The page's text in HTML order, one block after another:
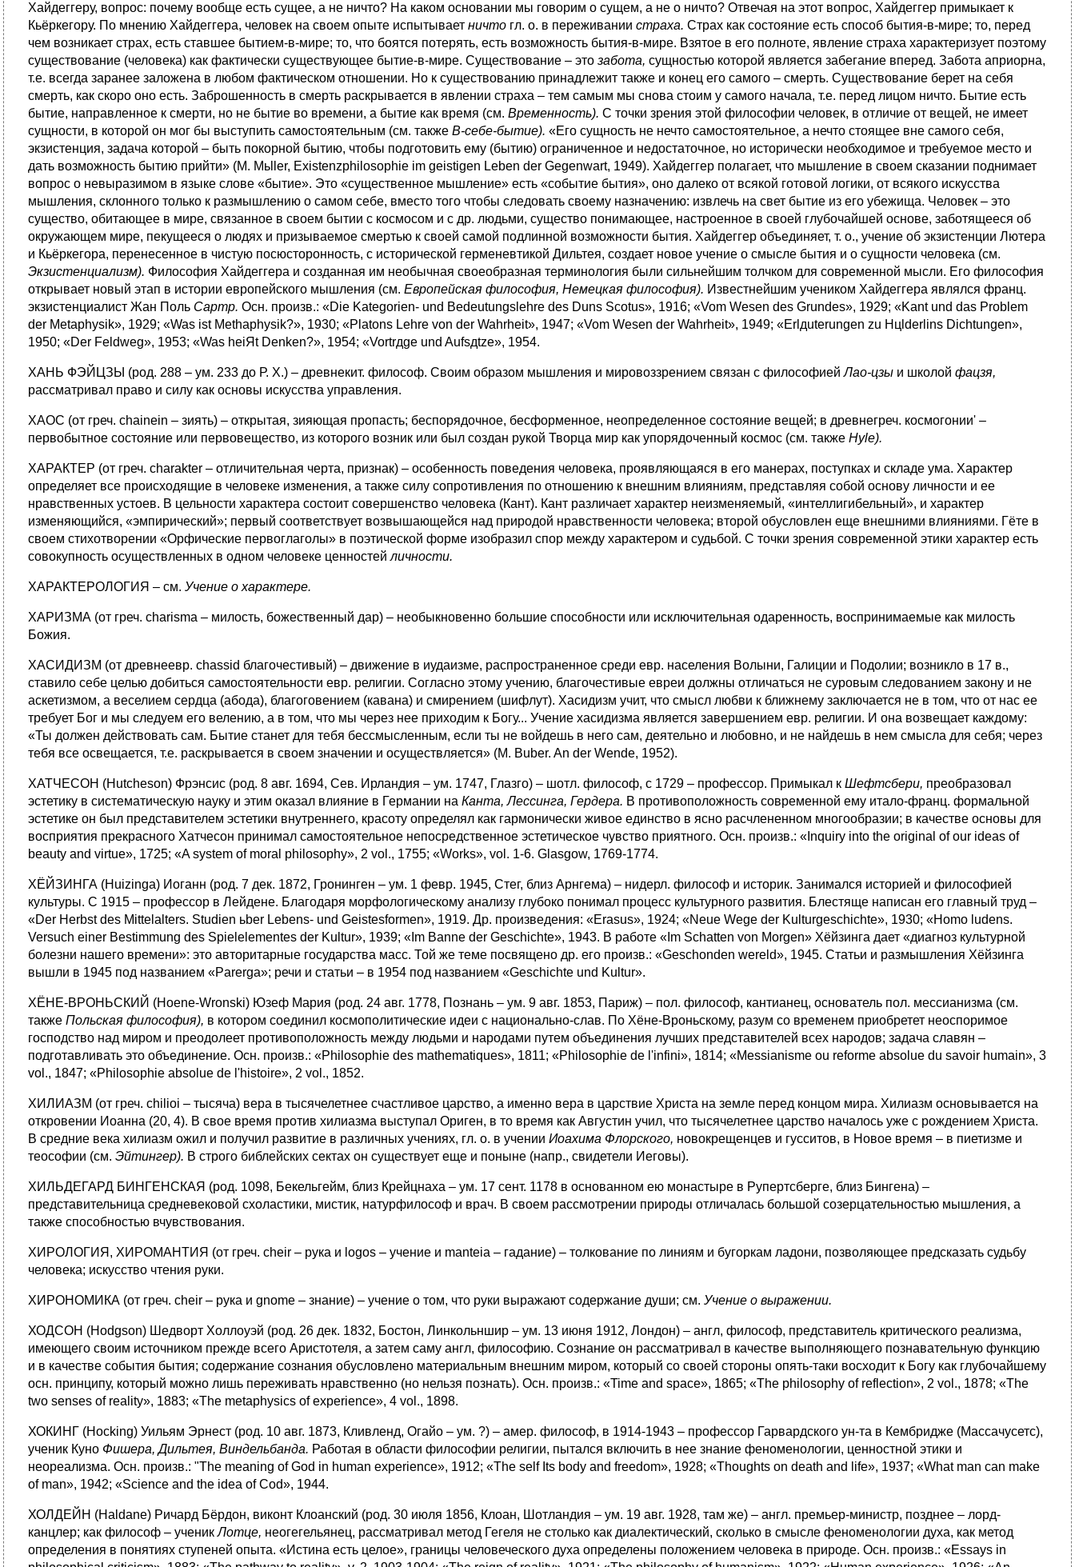
Хайдеггеру, вопрос: почему вообще есть сущее, а не ничто? На каком основании мы говорим о сущем, а не о ничто? Отвечая на этот вопрос, Хайдеггер примыкает к
Кьёркегору. По мнению Хайдеггера, человек на своем опыте испытывает ничто гл. о. в переживании страха. Страх как состояние есть способ бытия-в-мире; то, перед
чем возникает страх, есть ставшее бытием-в-мире; то, что боятся потерять, есть возможность бытия-в-мире. Взятое в его полноте, явление страха характеризует поэтому
существование (человека) как фактически существующее бытие-в-мире. Существование – это забота, сущностью которой является забегание вперед. Забота априорна,
т.е. всегда заранее заложена в любом фактическом отношении. Но к существованию принадлежит также и конец его самого – смерть. Существование берет на себя
смерть, как скоро оно есть. Заброшенность в смерть раскрывается в явлении страха – тем самым мы снова стоим у самого начала, т.е. перед лицом ничто. Бытие есть
бытие, направленное к смерти, но не бытие во времени, а бытие как время (см. Временность). С точки зрения этой философии человек, в отличие от вещей, не имеет
сущности, в которой он мог бы выступить самостоятельным (см. также В-себе-бытие). «Его сущность не нечто самостоятельное, а нечто стоящее вне самого себя,
экзистенция, задача которой – быть покорной бытию, чтобы подготовить ему (бытию) ограниченное и недостаточное, но исторически необходимое и требуемое место и
дать возможность бытию прийти» (M. Mьller, Existenzphilosophie im geistigen Leben der Gegenwart, 1949). Хайдеггер полагает, что мышление в своем сказании поднимает
вопрос о невыразимом в языке слове «бытие». Это «существенное мышление» есть «событие бытия», оно далеко от всякой готовой логики, от всякого искусства
мышления, склонного только к размышлению о самом себе, вместо того чтобы следовать своему назначению: извлечь на свет бытие из его убежища. Человек – это
существо, обитающее в мире, связанное в своем бытии с космосом и с др. людьми, существо понимающее, настроенное в своей глубочайшей основе, заботящееся об
окружающем мире, пекущееся о людях и призываемое смертью к своей самой подлинной возможности бытия. Хайдеггер объединяет, т. о., учение об экзистенции Лютера
и Кьёркегора, перенесенное в чистую посюсторонность, с исторической герменевтикой Дильтея, создает новое учение о смысле бытия и о сущности человека (см.
Экзистенциализм). Философия Хайдеггера и созданная им необычная своеобразная терминология были сильнейшим толчком для современной мысли. Его философия
открывает новый этап в истории европейского мышления (см. Европейская философия, Немецкая философия). Известнейшим учеником Хайдеггера являлся франц.
экзистенциалист Жан Поль Сартр. Осн. произв.: «Die Kategorien- und Bedeutungslehre des Duns Scotus», 1916; «Vom Wesen des Grundes», 1929; «Kant und das Problem
der Metaphysik», 1929; «Was ist Methaphysik?», 1930; «Platons Lehre von der Wahrheit», 1947; «Vom Wesen der Wahrheit», 1949; «Erlдuterungen zu Hцlderlins Dichtungen»,
1950; «Der Feldweg», 1953; «Was heiЯt Denken?», 1954; «Vortrдge und Aufsдtze», 1954.
ХАНЬ ФЭЙЦЗЫ (род. 288 – ум. 233 до Р. X.) – древнекит. философ. Своим образом мышления и мировоззрением связан с философиейЛао-цзы и школой фацзя,
рассматривал право и силу как основы искусства управления.
ХАОС (от греч. chainein – зиять) – открытая, зияющая пропасть; беспорядочное, бесформенное, неопределенное состояние вещей; в древнегреч. космогонии' –
первобытное состояние или первовещество, из которого возник или был создан рукой Творца мир как упорядоченный космос (см. также Hyle).
ХАРАКТЕР (от греч. charakter – отличительная черта, признак) – особенность поведения человека, проявляющаяся в его манерах, поступках и складе ума. Характер
определяет все происходящие в человеке изменения, а также силу сопротивления по отношению к внешним влияниям, представляя собой основу личности и ее
нравственных устоев. В цельности характера состоит совершенство человека (Кант). Кант различает характер неизменяемый, «интеллигибельный», и характер
изменяющийся, «эмпирический»; первый соответствует возвышающейся над природой нравственности человека; второй обусловлен еще внешними влияниями. Гёте в
своем стихотворении «Орфические первоглаголы» в поэтической форме изобразил спор между характером и судьбой. С точки зрения современной этики характер есть
совокупность осуществленных в одном человеке ценностей личности.
ХАРАКТЕРОЛОГИЯ – см. Учение о характере.
ХАРИЗМА (от греч. charisma – милость, божественный дар) – необыкновенно большие способности или исключительная одаренность, воспринимаемые как милость
Божия.
ХАСИДИЗМ (от древнеевр. chassid благочестивый) – движение в иудаизме, распространенное среди евр. населения Волыни, Галиции и Подолии; возникло в 17 в.,
ставило себе целью добиться самостоятельности евр. религии. Согласно этому учению, благочестивые евреи должны отличаться не суровым следованием закону и не
аскетизмом, а веселием сердца (абода), благоговением (кавана) и смирением (шифлут). Хасидизм учит, что смысл любви к ближнему заключается не в том, что от нас ее
требует Бог и мы следуем его велению, а в том, что мы через нее приходим к Богу... Учение хасидизма является завершением евр. религии. И она возвещает каждому:
«Ты должен действовать сам. Бытие станет для тебя бессмысленным, если ты не войдешь в него сам, деятельно и любовно, и не найдешь в нем смысла для себя; через
тебя все освещается, т.е. раскрывается в своем значении и осуществляется» (M. Buber. An der Wende, 1952).
ХАТЧЕСОН (Hutcheson) Фрэнсис (род. 8 авг. 1694, Сев. Ирландия – ум. 1747, Глазго) – шотл. философ, с 1729 – профессор. Примыкал к Шефтсбери, преобразовал
эстетику в систематическую науку и этим оказал влияние в Германии на Канта, Лессинга, Гердера. В противоположность современной ему итало-франц. формальной
эстетике он был представителем эстетики внутреннего, красоту определял как гармонически живое единство в ясно расчлененном многообразии; в качестве основы для
восприятия прекрасного Хатчесон принимал самостоятельное непосредственное эстетическое чувство приятного. Осн. произв.: «Inquiry into the original of our ideas of
beauty and virtue», 1725; «A system of moral philosophy», 2 vol., 1755; «Works», vol. 1-6. Glasgow, 1769-1774.
ХЁЙЗИНГА (Huizinga) Иоганн (род. 7 дек. 1872, Гронинген – ум. 1 февр. 1945, Стег, близ Арнгема) – нидерл. философ и историк. Занимался историей и философией
культуры. С 1915 – профессор в Лейдене. Благодаря морфологическому анализу глубоко понимал процесс культурного развития. Блестяще написан его главный труд –
«Der Herbst des Mittelalters. Studien ьber Lebens- und Geistesformen», 1919. Др. произведения: «Erasus», 1924; «Neue Wege der Kulturgeschichte», 1930; «Homo ludens.
Versuch einer Bestimmung des Spielelementes der Kultur», 1939; «Im Banne der Geschichte», 1943. В работе «Im Schatten von Morgen» Хёйзинга дает «диагноз культурной
болезни нашего времени»: это авторитарные государства масс. Той же теме посвящено др. его произв.: «Geschonden wereld», 1945. Статьи и размышления Хёйзинга
вышли в 1945 под названием «Parerga»; речи и статьи – в 1954 под названием «Geschichte und Kultur».
ХЁНЕ-ВРОНЬСКИЙ (Hoene-Wronski) Юзеф Мария (род. 24 авг. 1778, Познань – ум. 9 авг. 1853, Париж) – пол. философ, кантианец, основатель пол. мессианизма (см.
также Польская философия), в котором соединил космополитические идеи с национально-слав. По Хёне-Вроньскому, разум со временем приобретет неоспоримое
господство над миром и преодолеет противоположность между людьми и народами путем объединения лучших представителей всех народов; задача славян –
подготавливать это объединение. Осн. произв.: «Philosophie des mathematiques», 1811; «Philosophie de l'infini», 1814; «Messianisme ou reforme absolue du savoir humain», 3
vol., 1847; «Philosophie absolue de l'histoire», 2 vol., 1852.
ХИЛИАЗМ (от греч. chilioi – тысяча) вера в тысячелетнее счастливое царство, а именно вера в царствие Христа на земле перед концом мира. Хилиазм основывается на
откровении Иоанна (20, 4). В свое время против хилиазма выступал Ориген, в то время как Августин учил, что тысячелетнее царство началось уже с рождением Христа.
В средние века хилиазм ожил и получил развитие в различных учениях, гл. о. в учении Иоахима Флорского, новокрещенцев и гусситов, в Новое время – в пиетизме и
теософии (см. Эйтингер). В строго библейских сектах он существует еще и поныне (напр., свидетели Иеговы).
ХИЛЬДЕГАРД БИНГЕНСКАЯ (род. 1098, Бекельгейм, близ Крейцнаха – ум. 17 сент. 1178 в основанном ею монастыре в Рупертсберге, близ Бингена) –
представительница средневековой схоластики, мистик, натурфилософ и врач. В своем рассмотрении природы отличалась большой созерцательностью мышления, а
также способностью вчувствования.
ХИРОЛОГИЯ, ХИРОМАНТИЯ (от греч. cheir – рука и logos – учение и manteia – гадание) – толкование по линиям и бугоркам ладони, позволяющее предсказать судьбу
человека; искусство чтения руки.
ХИРОНОМИКА (от греч. cheir – рука и gnome – знание) – учение о том, что руки выражают содержание души; см. Учение о выражении.
ХОДСОН (Hodgson) Шедворт Холлоуэй (род. 26 дек. 1832, Бостон, Линкольншир – ум. 13 июня 1912, Лондон) – англ, философ, представитель критического реализма,
имеющего своим источником прежде всего Аристотеля, а затем саму англ, философию. Сознание он рассматривал в качестве выполняющего познавательную функцию
и в качестве события бытия; содержание сознания обусловлено материальным внешним миром, который со своей стороны опять-таки восходит к Богу как глубочайшему
осн. принципу, который можно лишь переживать нравственно (но нельзя познать). Осн. произв.: «Time and space», 1865; «The philosophy of reflection», 2 vol., 1878; «The
two senses of reality», 1883; «The metaphysics of experience», 4 vol., 1898.
ХОКИНГ (Hocking) Уильям Эрнест (род. 10 авг. 1873, Кливленд, Огайо – ум. ?) – амер. философ, в 1914-1943 – профессор Гарвардского ун-та в Кембридже (Массачусетс),
ученик Куно Фишера,Дильтея, Виндельбанда. Работая в области философии религии, пытался включить в нее знание феноменологии, ценностной этики и
неореализма. Осн. произв.: "The meaning of God in human experience», 1912; «The self Its body and freedom», 1928; «Thoughts on death and life», 1937; «What man can make
of man», 1942; «Science and the idea of Cod», 1944.
ХОЛДЕЙН (Haldane) Ричард Бёрдон, виконт Клоанский (род. 30 июля 1856, Клоан, Шотландия – ум. 19 авг. 1928, там же) – англ. премьер-министр, позднее – лорд-
канцлер; как философ – ученикЛотце, неогегельянец, рассматривал метод Гегеля не столько как диалектический, сколько в смысле феноменологии духа, как метод
определения в понятиях ступеней опыта. «Истина есть целое», границы человеческого духа определены положением человека в природе. Осн. произв.: «Essays in